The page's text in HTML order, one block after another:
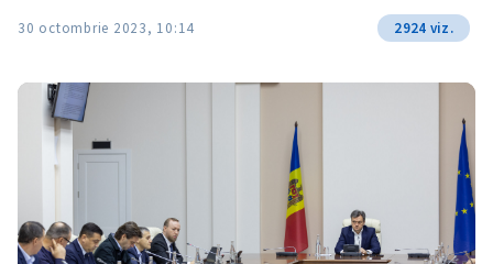
30 octombrie 2023, 10:14 2924 viz.